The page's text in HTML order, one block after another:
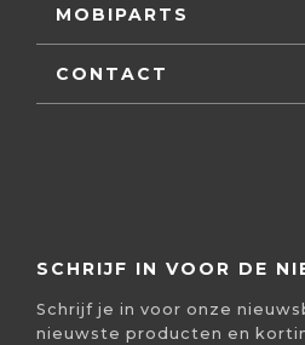
MOBIPARTS
CONTACT
SCHRIJF IN VOOR DE
Schrijf je in voor onze
nieuwste producten en